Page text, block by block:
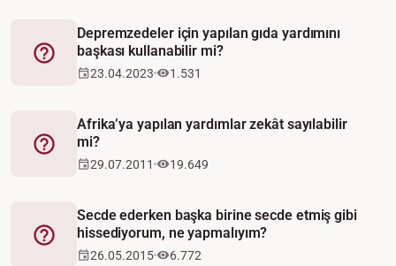
Fetva
Depremzedeler için yapılan gıda yardımını
başkası kullanabilir mi?
23.04.2023 1.531
Fetva
Afrika’ya yapılan yardımlar zekât sayılabilir
mi?
29.07.2011 19.649
Fetva
Secde ederken başka birine secde etmiş gibi
hissediyorum, ne yapmalıyım?
26.05.2015 6.772